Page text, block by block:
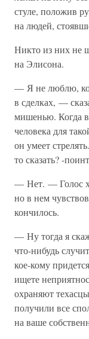
стуле, положив
на людей,
Никто из них не
на Элисона.
— Я не люблю,
в сделках, —
мишенью. Когда в
человека для
он умеет
то сказать? -
— Нет. — Голос
но в нем
кончилось.
— Ну тогда я
что-нибудь
кое-кому
ищете
охраняют
получили все
на ваше